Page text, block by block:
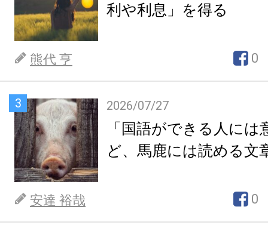
利や利息」を得る
熊代 亨 0
3 2026/07/27
「国語ができる人には
ど、馬鹿には読める文
安達 裕哉 0